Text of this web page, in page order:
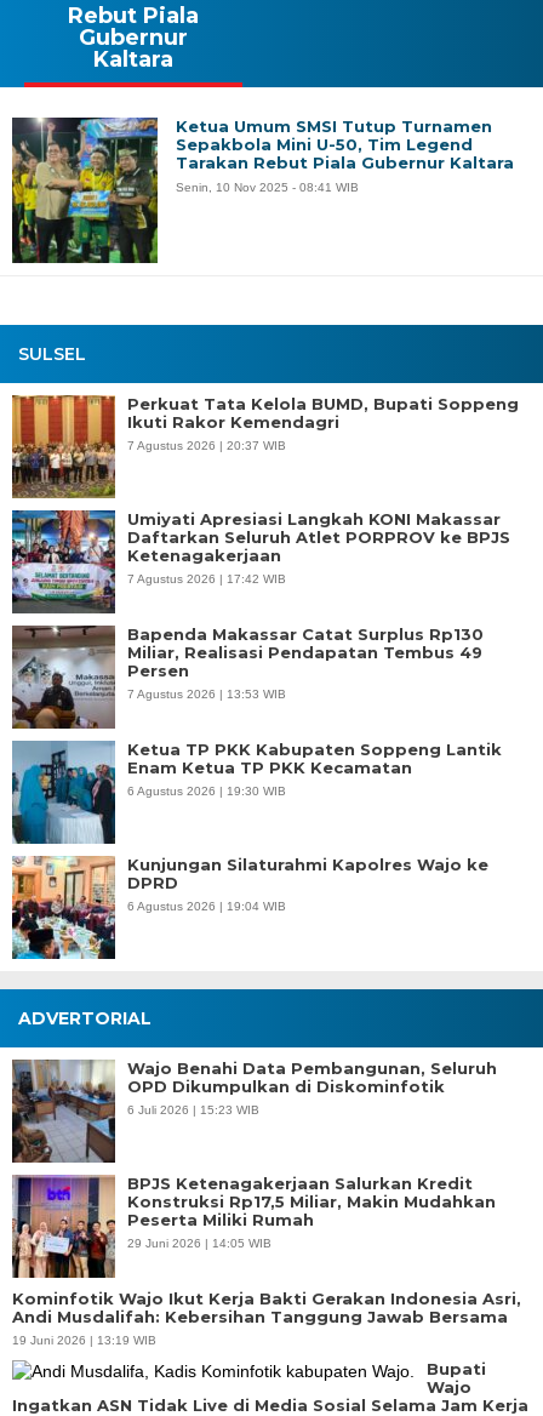
SULSEL
Perkuat Tata Kelola BUMD, Bupati Soppeng
Ikuti Rakor Kemendagri
7 Agustus 2026 | 20:37 WIB
Umiyati Apresiasi Langkah KONI Makassar
Daftarkan Seluruh Atlet PORPROV ke BPJS
Ketenagakerjaan
7 Agustus 2026 | 17:42 WIB
Bapenda Makassar Catat Surplus Rp130
Miliar, Realisasi Pendapatan Tembus 49
Persen
7 Agustus 2026 | 13:53 WIB
Ketua TP PKK Kabupaten Soppeng Lantik
Enam Ketua TP PKK Kecamatan
6 Agustus 2026 | 19:30 WIB
Kunjungan Silaturahmi Kapolres Wajo ke
DPRD
6 Agustus 2026 | 19:04 WIB
Rebut Piala
Gubernur
Kaltara
Ketua Umum SMSI Tutup Turnamen
Sepakbola Mini U-50, Tim Legend
Tarakan Rebut Piala Gubernur Kaltara
Senin, 10 Nov 2025 - 08:41 WIB
ADVERTORIAL
Wajo Benahi Data Pembangunan, Seluruh
OPD Dikumpulkan di Diskominfotik
6 Juli 2026 | 15:23 WIB
BPJS Ketenagakerjaan Salurkan Kredit
Konstruksi Rp17,5 Miliar, Makin Mudahkan
Peserta Miliki Rumah
29 Juni 2026 | 14:05 WIB
Kominfotik Wajo Ikut Kerja Bakti Gerakan Indonesia Asri,
Andi Musdalifah: Kebersihan Tanggung Jawab Bersama
19 Juni 2026 | 13:19 WIB
Bupati
Wajo
Ingatkan ASN Tidak Live di Media Sosial Selama Jam Kerja